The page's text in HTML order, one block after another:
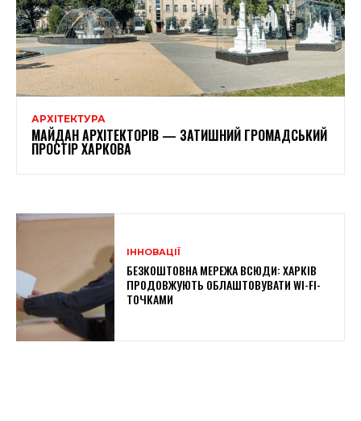
АРХІТЕКТУРА
МАЙДАН АРХІТЕКТОРІВ — ЗАТИШНИЙ ГРОМАДСЬКИЙ
ПРОСТІР ХАРКОВА
ІННОВАЦІЇ
БЕЗКОШТОВНА МЕРЕЖА ВСЮДИ: ХАРКІВ
ПРОДОВЖУЮТЬ ОБЛАШТОВУВАТИ WI-FI-
ТОЧКАМИ